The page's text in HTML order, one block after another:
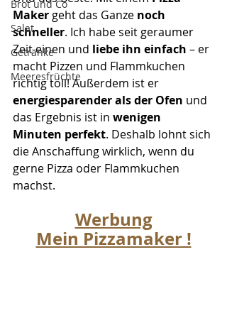
Brot und Co
Salat
Getränke
Meeresfrüchte
Maker geht das Ganze noch
schneller. Ich habe seit geraumer
Zeit einen und liebe ihn einfach – er
macht Pizzen und Flammkuchen
richtig toll! Außerdem ist er
energiesparender als der Ofen und
das Ergebnis ist in wenigen
Minuten perfekt. Deshalb lohnt sich
die Anschaffung wirklich, wenn du
gerne Pizza oder Flammkuchen
machst.
Werbung
Mein Pizzamaker !